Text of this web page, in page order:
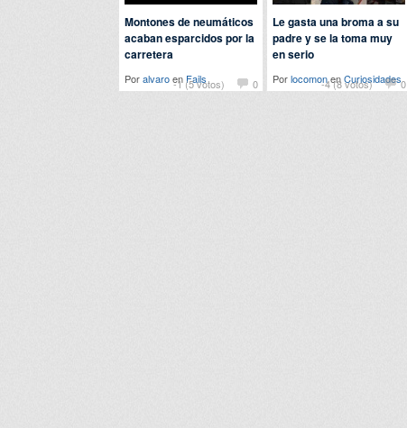
-1 (5 votos) 0
Montones de neumáticos
acaban esparcidos por la
carretera
Poralvaroen Fails -4 (8 votos) 0
Le gasta una broma a su
padre y se la toma muy
en serio
PorlocomonenCuriosidades